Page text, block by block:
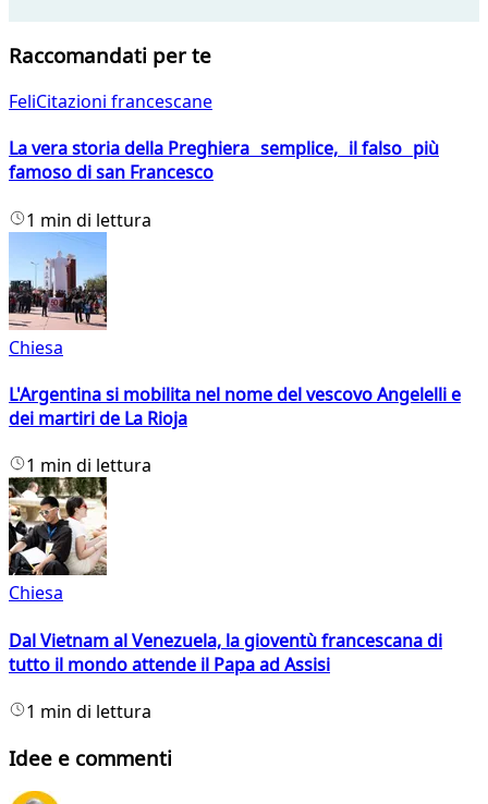
Raccomandati per te
FeliCitazioni francescane
La vera storia della Preghiera semplice, il falso più
famoso di san Francesco
1 min di lettura
Chiesa
L'Argentina si mobilita nel nome del vescovo Angelelli e
dei martiri de La Rioja
1 min di lettura
Chiesa
Dal Vietnam al Venezuela, la gioventù francescana di
tutto il mondo attende il Papa ad Assisi
1 min di lettura
Idee e commenti